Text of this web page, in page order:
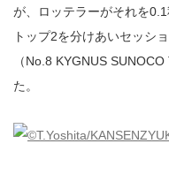
が、ロッテラーがそれを
トップ2を分けあいセッシ
（No.8 KYGNUS
た。